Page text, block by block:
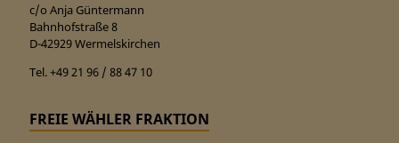
c/o Anja Güntermann
Bahnhofstraße 8
D-42929 Wermelskirchen
Tel. +49 21 96 / 88 47 10
FREIE WÄHLER FRAKTION